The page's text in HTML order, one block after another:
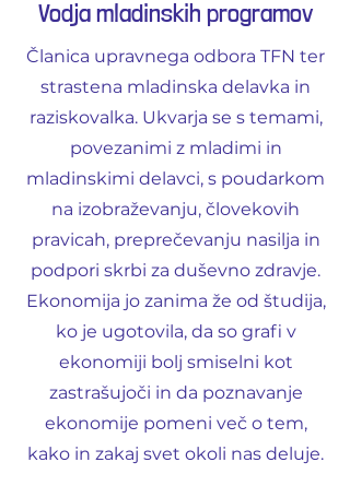
Vodja mladinskih programov
Članica upravnega odbora TFN ter
strastena mladinska delavka in
raziskovalka. Ukvarja se s temami,
povezanimi z mladimi in
mladinskimi delavci, s poudarkom
na izobraževanju, človekovih
pravicah, preprečevanju nasilja in
podpori skrbi za duševno zdravje.
Ekonomija jo zanima že od študija,
ko je ugotovila, da so grafi v
ekonomiji bolj smiselni kot
zastrašujoči in da poznavanje
ekonomije pomeni več o tem,
kako in zakaj svet okoli nas deluje.